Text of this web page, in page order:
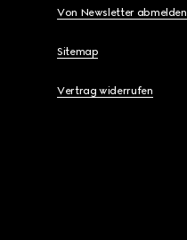
Von Newsletter abmelden
Sitemap
Vertrag widerrufen